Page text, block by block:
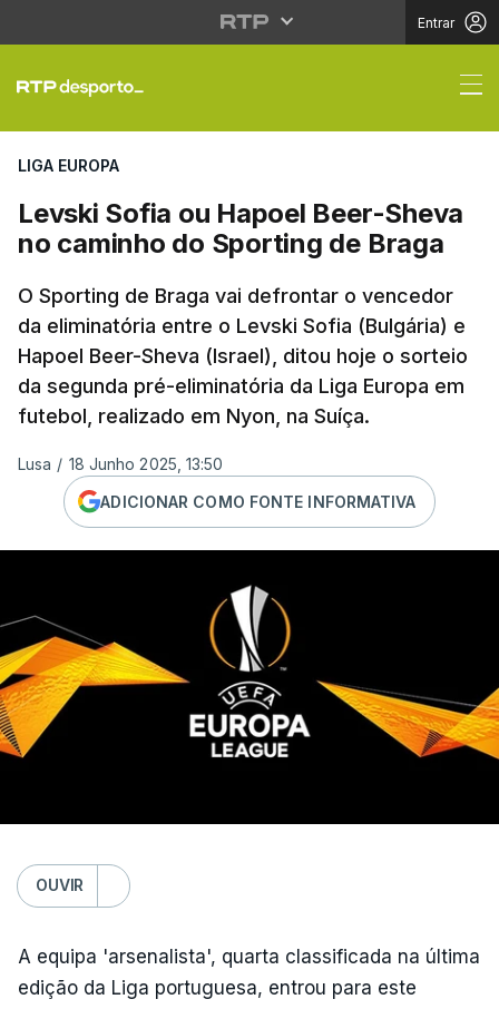
Entrar
Levski Sofia ou
LIGA EUROPA
Levski Sofia ou Hapoel Beer-Sheva
no caminho do Sporting de Braga
O Sporting de Braga vai defrontar o vencedor
da eliminatória entre o Levski Sofia (Bulgária) e
Hapoel Beer-Sheva (Israel), ditou hoje o sorteio
da segunda pré-eliminatória da Liga Europa em
futebol, realizado em Nyon, na Suíça.
Lusa / 18 Junho 2025, 13:50
ADICIONAR COMO FONTE INFORMATIVA
OUVIR
A equipa 'arsenalista', quarta classificada na última
edição da Liga portuguesa, entrou para este